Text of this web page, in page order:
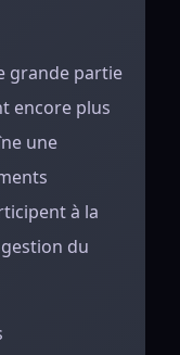
grande partie
encore plus
une
à la
du